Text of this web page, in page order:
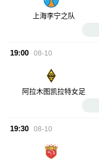
上海李宁之队
19:00 08-10
阿拉木图凯拉特女足
19:30 08-10